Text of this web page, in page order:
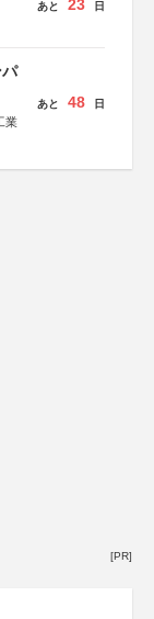
あと 23 日
業
あと 48 日
[PR]